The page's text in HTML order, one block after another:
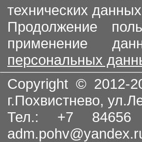
технических
Продолжение
применение
персональных
Copyright © 2012-
г.Похвистнево,
Тел.: +7